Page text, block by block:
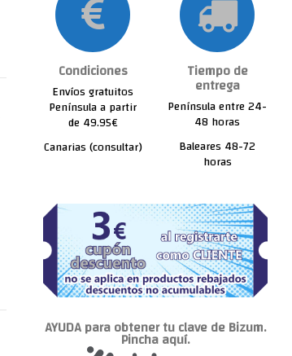
Condiciones
Envíos gratuitos
Península a partir
de 49.95€
Canarias (consultar)
Tiempo de
entrega
Península entre 24-
48 horas
Baleares 48-72
horas
AYUDA para obtener tu clave de Bizum.
Pincha aquí.